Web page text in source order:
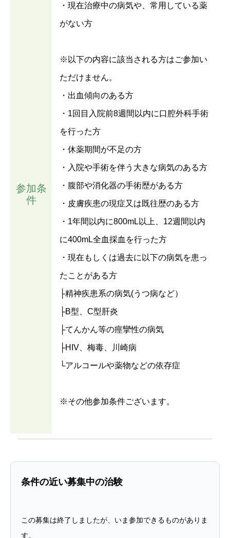
参加条
件
・現在治療中の病気や、常用している薬
がない方
※以下の内容に該当される方はご参加い
ただけません。
・出血傾向のある方
・1回目入院前8週間以内に口腔外科手術
を行った方
・休薬期間が不足の方
・入院や手術を伴う大きな病気のある方
・腹部や消化器の手術歴がある方
・皮膚疾患の現症又は既往歴のある方
・1年間以内に800mL以上、12週間以内
に400mL全血採血を行った方
・現在もしくは過去に以下の病気を患っ
たことがある方
├精神疾患系の病気(うつ病など）
├B型、C型肝炎
├てんかん等の痙攣性の病気
├HIV、梅毒、川崎病
└アルコールや薬物などの依存症
※その他参加条件ございます。
条件の近い募集中の治験
この募集は終了しましたが、いま参加できるものがありま
す。